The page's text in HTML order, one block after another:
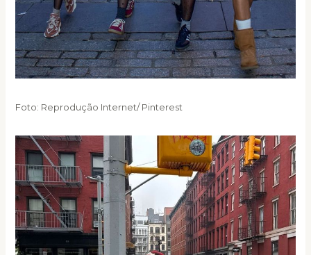
Foto: Reprodução Internet/ Pinterest